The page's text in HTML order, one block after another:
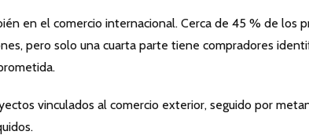
en el comercio internacional. Cerca de 45 % de los
pero solo una cuarta parte tiene compradores
vinculados al comercio exterior, seguido por